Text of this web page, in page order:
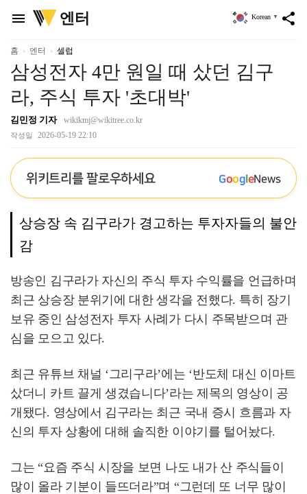
menu
위
키
리
엔터 share
Korean ▼
홈 엔터 셀럽
삼성전자 4만 원일 때 샀던 김구
라, 주식 투자 '초대박'
김민정 기자 wikikmj@wikitree.co.kr
작성일 2026-05-19 22:10
위키트리를 팔로우하세요 GoogleNews
상승장 속 김구라가 경고하는 투자자들의 불안
감
방송인 김구라가 자신의 주식 투자 수익률을 언급하며
최근 상승장 분위기에 대한 생각을 전했다. 특히 장기
보유 중인 삼성전자 투자 사례가 다시 주목받으며 관
심을 모으고 있다.
최근 유튜브 채널 ‘그리구라’에는 ‘반도체 대신 이마트
샀더니 카트 끌게 생겼습니다’라는 제목의 영상이 공
개됐다. 영상에서 김구라는 최근 국내 증시 흐름과 자
신의 투자 상황에 대해 솔직한 이야기를 털어놨다.
그는 “요즘 주식 시장을 보면 나도 내가 산 주식들이
많이 올라 기분이 들뜨더라”며 “그런데 또 너무 많이